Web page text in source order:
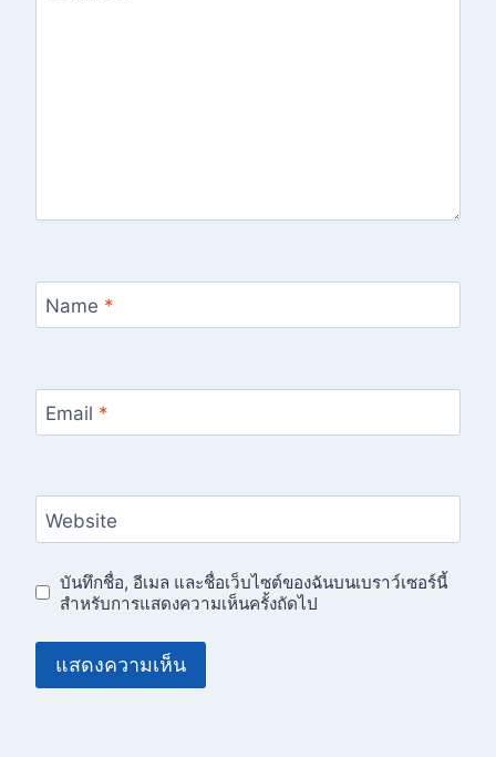
Name *
Email *
Website
บันทึกชื่อ, อีเมล และชื่อเว็บไซต์ของฉันบนเบราว์เซอร์นี้
สำหรับการแสดงความเห็นครั้งถัดไป